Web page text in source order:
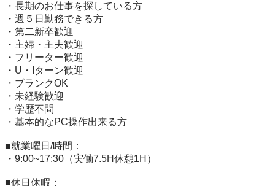
・長期のお仕事を探している方
・週５日勤務できる方
・第二新卒歓迎
・主婦・主夫歓迎
・フリーター歓迎
・U・Iターン歓迎
・ブランクOK
・未経験歓迎
・学歴不問
・基本的なPC操作出来る方
■就業曜日/時間：
・9:00~17:30（実働7.5H休憩1H）
■休日休暇：